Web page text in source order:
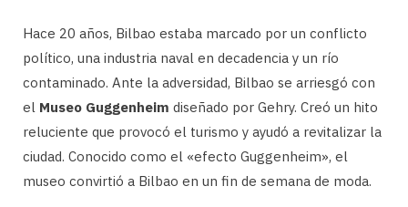
Hace 20 años, Bilbao estaba marcado por un conflicto
político, una industria naval en decadencia y un río
contaminado. Ante la adversidad, Bilbao se arriesgó con
el Museo Guggenheim diseñado por Gehry. Creó un hito
reluciente que provocó el turismo y ayudó a revitalizar la
ciudad. Conocido como el «efecto Guggenheim», el
museo convirtió a Bilbao en un fin de semana de moda.